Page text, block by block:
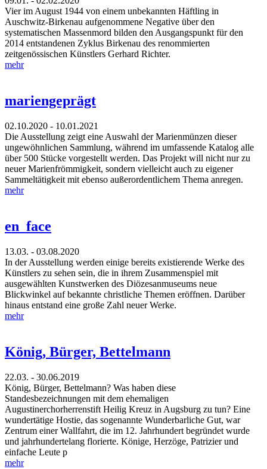
Vier im August 1944 von einem unbekannten Häftling in
Auschwitz-Birkenau aufgenommene Negative über den
systematischen Massenmord bilden den Ausgangspunkt für den
2014 entstandenen Zyklus Birkenau des renommierten
zeitgenössischen Künstlers Gerhard Richter.
mehr
mariengeprägt
02.10.2020 - 10.01.2021
Die Ausstellung zeigt eine Auswahl der Marienmünzen dieser
ungewöhnlichen Sammlung, während im umfassende Katalog alle
über 500 Stücke vorgestellt werden. Das Projekt will nicht nur zu
neuer Marienfrömmigkeit, sondern vielleicht auch zu eigener
Sammeltätigkeit mit ebenso außerordentlichem Thema anregen.
mehr
en_face
13.03. - 03.08.2020
In der Ausstellung werden einige bereits existierende Werke des
Künstlers zu sehen sein, die in ihrem Zusammenspiel mit
ausgewählten Kunstwerken des Diözesanmuseums neue
Blickwinkel auf bekannte christliche Themen eröffnen. Darüber
hinaus entstand eine große Zahl neuer Werke.
mehr
König, Bürger, Bettelmann
22.03. - 30.06.2019
König, Bürger, Bettelmann? Was haben diese
Standesbezeichnungen mit dem ehemaligen
Augustinerchorherrenstift Heilig Kreuz in Augsburg zu tun? Eine
wundertätige Hostie, das sogenannte Wunderbarliche Gut, war
Zentrum einer Wallfahrt, die im 12. Jahrhundert begründet wurde
und jahrhundertelang florierte. Könige, Herzöge, Patrizier und
einfache Leute p
mehr